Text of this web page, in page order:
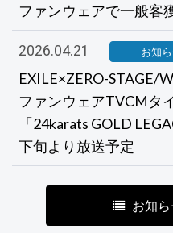
ファンウェアで一般客
2026.04.21 お知
EXILE×ZERO-STAGE/
ファンウェアTVCMタ
「24karats GOLD
下旬より放送予定
お知